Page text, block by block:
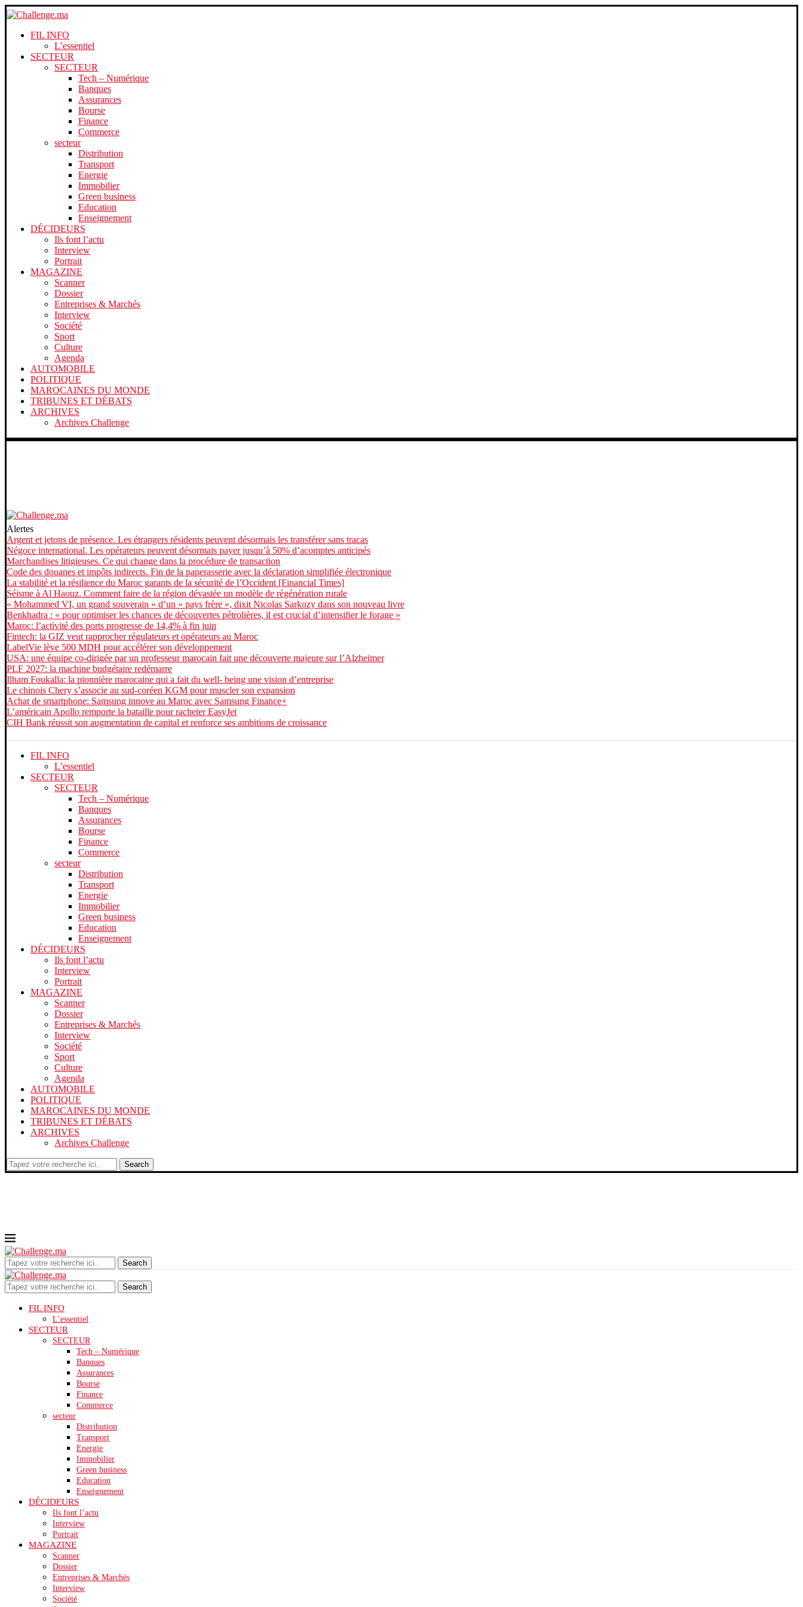
FIL INFO
L’essentiel
SECTEUR
SECTEUR
Tech – Numérique
Banques
Assurances
Bourse
Finance
Commerce
secteur
Distribution
Transport
Energie
Immobilier
Green business
Education
Enseignement
DÉCIDEURS
Ils font l’actu
Interview
Portrait
MAGAZINE
Scanner
Dossier
Entreprises & Marchés
Interview
Société
Sport
Culture
Agenda
AUTOMOBILE
POLITIQUE
MAROCAINES DU MONDE
TRIBUNES ET DÉBATS
ARCHIVES
Archives Challenge
Alertes
Argent et jetons de présence. Les étrangers résidents peuvent désormais les transférer sans tracas
Négoce international. Les opérateurs peuvent désormais payer jusqu’à 50% d’acomptes anticipés
Marchandises litigieuses. Ce qui change dans la procédure de transaction
Code des douanes et impôts indirects. Fin de la paperasserie avec la déclaration simplifiée électronique
La stabilité et la résilience du Maroc garants de la sécurité de l’Occident [Financial Times]
Séisme à Al Haouz. Comment faire de la région dévastée un modèle de régénération rurale
« Mohammed VI, un grand souverain » d’un « pays frère », dixit Nicolas Sarkozy dans son nouveau livre
Benkhadra : « pour optimiser les chances de découvertes pétrolières, il est crucial d’intensifier le forage »
Maroc: l’activité des ports progresse de 14,4% à fin juin
Fintech: la GIZ veut rapprocher régulateurs et opérateurs au Maroc
LabelVie lève 500 MDH pour accélérer son développement
USA: une équipe co-dirigée par un professeur marocain fait une découverte majeure sur l’Alzheimer
PLF 2027: la machine budgétaire redémarre
Ilham Foukalla: la pionnière marocaine qui a fait du well- being une vision d’entreprise
Le chinois Chery s’associe au sud‑coréen KGM pour muscler son expansion
Achat de smartphone: Samsung innove au Maroc avec Samsung Finance+
L’américain Apollo remporte la bataille pour racheter EasyJet
CIH Bank réussit son augmentation de capital et renforce ses ambitions de croissance
FIL INFO
L’essentiel
SECTEUR
SECTEUR
Tech – Numérique
Banques
Assurances
Bourse
Finance
Commerce
secteur
Distribution
Transport
Energie
Immobilier
Green business
Education
Enseignement
DÉCIDEURS
Ils font l’actu
Interview
Portrait
MAGAZINE
Scanner
Dossier
Entreprises & Marchés
Interview
Société
Sport
Culture
Agenda
AUTOMOBILE
POLITIQUE
MAROCAINES DU MONDE
TRIBUNES ET DÉBATS
ARCHIVES
Archives Challenge
Search
Search
Search
FIL INFO
L’essentiel
SECTEUR
SECTEUR
Tech – Numérique
Banques
Assurances
Bourse
Finance
Commerce
secteur
Distribution
Transport
Energie
Immobilier
Green business
Education
Enseignement
DÉCIDEURS
Ils font l’actu
Interview
Portrait
MAGAZINE
Scanner
Dossier
Entreprises & Marchés
Interview
Société